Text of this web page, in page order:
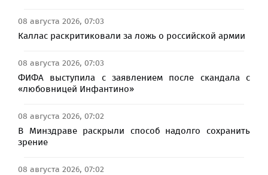
08 августа 2026, 07:03
Каллас раскритиковали за ложь о российской армии
08 августа 2026, 07:03
ФИФА выступила с заявлением после скандала с
«любовницей Инфантино»
08 августа 2026, 07:02
В Минздраве раскрыли способ надолго сохранить
зрение
08 августа 2026, 07:02